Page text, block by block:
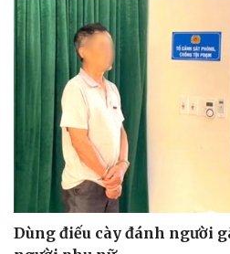
Dùng điếu cày đánh người